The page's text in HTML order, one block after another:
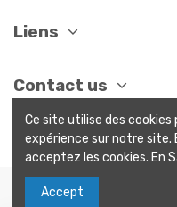
Liens
Contact us
Ce site utilise des
expérience sur notre
acceptez les cookies. En
Accept